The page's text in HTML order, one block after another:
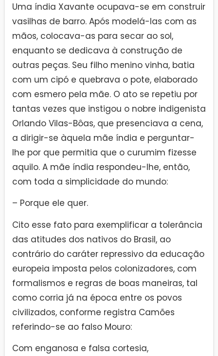
Uma índia Xavante ocupava-se em construir
vasilhas de barro. Após modelá-las com as
mãos, colocava-as para secar ao sol,
enquanto se dedicava à construção de
outras peças. Seu filho menino vinha, batia
com um cipó e quebrava o pote, elaborado
com esmero pela mãe. O ato se repetiu por
tantas vezes que instigou o nobre indigenista
Orlando Vilas-Bôas, que presenciava a cena,
a dirigir-se àquela mãe índia e perguntar-
lhe por que permitia que o curumim fizesse
aquilo. A mãe índia respondeu-lhe, então,
com toda a simplicidade do mundo:
– Porque ele quer.
Cito esse fato para exemplificar a tolerância
das atitudes dos nativos do Brasil, ao
contrário do caráter repressivo da educação
europeia imposta pelos colonizadores, com
formalismos e regras de boas maneiras, tal
como corria já na época entre os povos
civilizados, conforme registra Camões
referindo-se ao falso Mouro:
Com enganosa e falsa cortesia,